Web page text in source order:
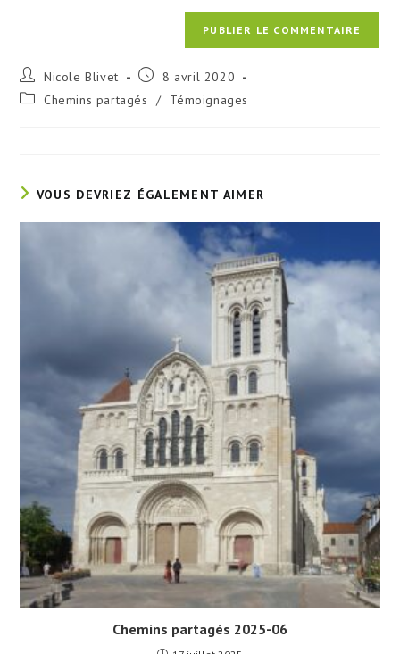
Auteur/autrice
de
la
Nicole Blivet
Publication
8 avril 2020
Post Chemins partagés / Témoignages
VOUS DEVRIEZ ÉGALEMENT AIMER
Chemins partagés 2025-06